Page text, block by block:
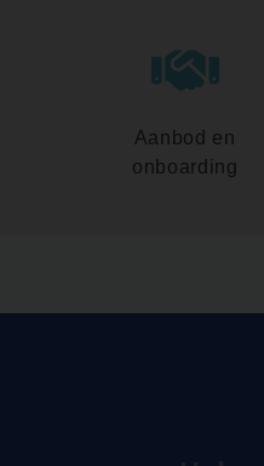
Aanbod en
onboarding